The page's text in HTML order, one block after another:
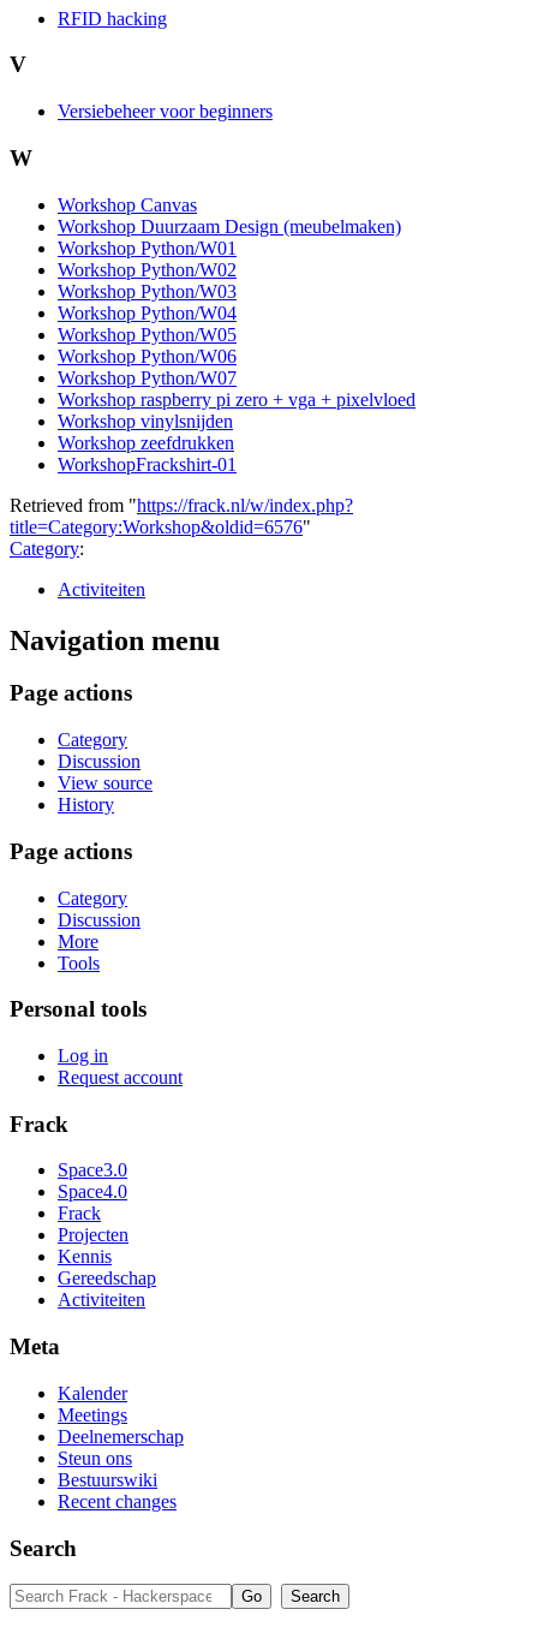
RFID hacking
V
Versiebeheer voor beginners
W
Workshop Canvas
Workshop Duurzaam Design (meubelmaken)
Workshop Python/W01
Workshop Python/W02
Workshop Python/W03
Workshop Python/W04
Workshop Python/W05
Workshop Python/W06
Workshop Python/W07
Workshop raspberry pi zero + vga + pixelvloed
Workshop vinylsnijden
Workshop zeefdrukken
WorkshopFrackshirt-01
Retrieved from "https://frack.nl/w/index.php?
title=Category:Workshop&oldid=6576"
Category:
Activiteiten
Navigation menu
Page actions
Category
Discussion
View source
History
Page actions
Category
Discussion
More
Tools
Personal tools
Log in
Request account
Frack
Space3.0
Space4.0
Frack
Projecten
Kennis
Gereedschap
Activiteiten
Meta
Kalender
Meetings
Deelnemerschap
Steun ons
Bestuurswiki
Recent changes
Search